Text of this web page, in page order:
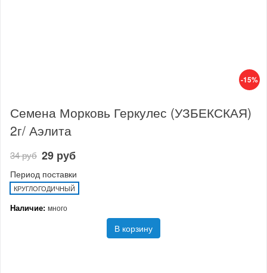
-15%
Семена Морковь Геркулес (УЗБЕКСКАЯ)
2г/ Аэлита
34 руб 29 руб
Период поставки
КРУГЛОГОДИЧНЫЙ
Наличие: много
В корзину